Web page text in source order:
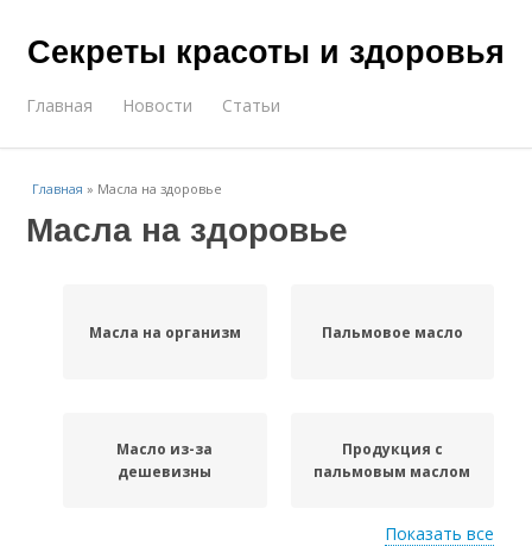
Секреты красоты и здоровья
Главная Новости Статьи
Главная » Масла на здоровье
Масла на здоровье
Масла на организм Пальмовое масло
Масло из-за
дешевизны
Продукция с
пальмовым маслом
Показать все